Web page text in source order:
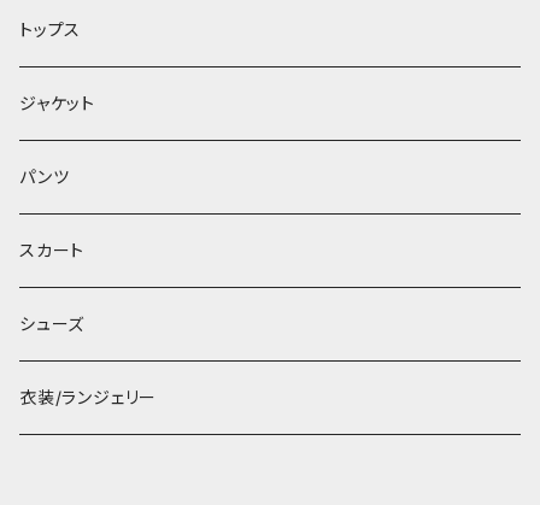
トップス
ジャケット
パンツ
スカート
シューズ
衣装/ランジェリー